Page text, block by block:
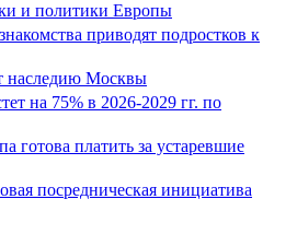
и политики Европы
приводят подростков к
наследию Москвы
на 75% в 2026-2029 гг. по
готова платить за устаревшие
посредническая инициатива